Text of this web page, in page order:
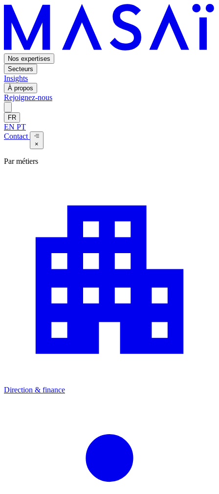
Nos expertises
Secteurs
Insights
À propos
Rejoignez-nous
FR
EN PT
Contact
×
Par métiers
Direction & finance